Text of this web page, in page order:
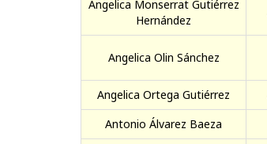
Angelica Monserrat Gutiérrez
Hernández
Angelica Olin Sánchez
Angelica Ortega Gutiérrez
Antonio Álvarez Baeza